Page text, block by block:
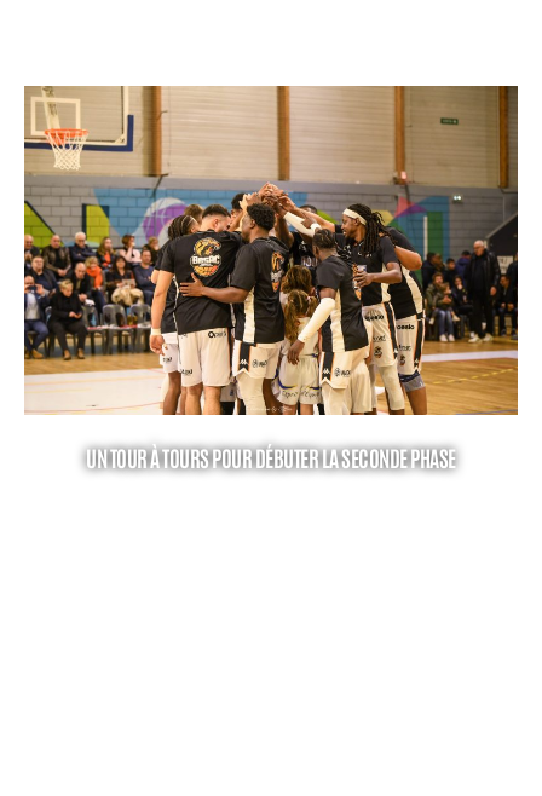
UN TOUR À TOURS POUR DÉBUTER LA SECONDE PHASE